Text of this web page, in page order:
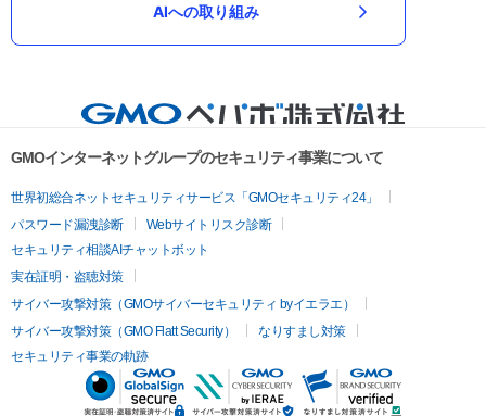
AIへの取り組み
GMOインターネットグループのセキュリティ事業について
世界初総合ネットセキュリティサービス「GMOセキュリティ24」
パスワード漏洩診断
Webサイトリスク診断
セキュリティ相談AIチャットボット
実在証明・盗聴対策
サイバー攻撃対策（GMOサイバーセキュリティ byイエラエ）
サイバー攻撃対策（GMO Flatt Security）
なりすまし対策
セキュリティ事業の軌跡